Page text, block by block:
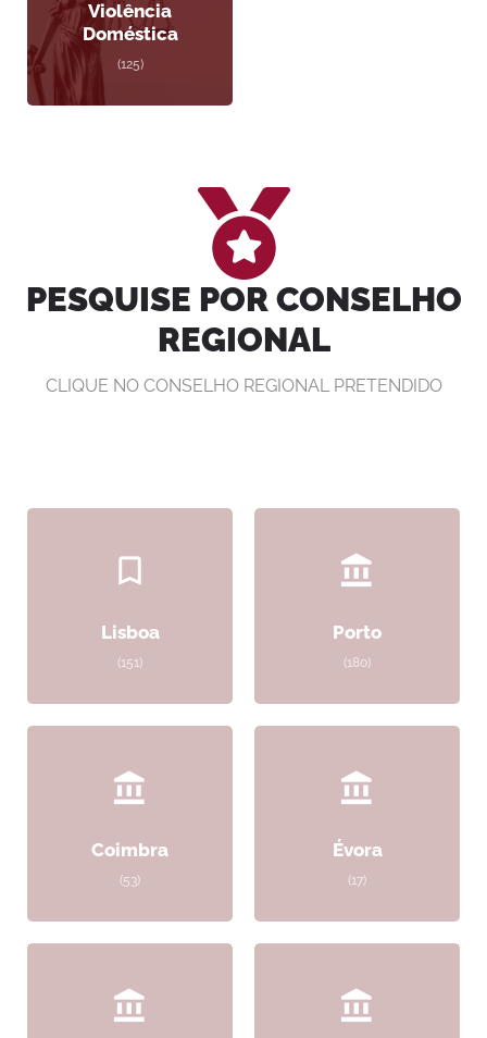
Violência
Doméstica
(125)
PESQUISE POR CONSELHO
REGIONAL
CLIQUE NO CONSELHO REGIONAL PRETENDIDO
Lisboa
(151)
Porto
(180)
Coimbra
(53)
Évora
(17)